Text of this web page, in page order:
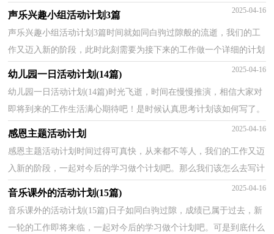
作做一个详细的计划了。相信大家又在为写计划犯愁了吧？...
声乐兴趣小组活动计划3篇 2025-04-16
声乐兴趣小组活动计划3篇时间就如同白驹过隙般的流逝，我们的工
作又迈入新的阶段，此时此刻需要为接下来的工作做一个详细的计划
了。好的计划都具备一些什么特点呢？下面是小编收...
幼儿园一日活动计划(14篇) 2025-04-16
幼儿园一日活动计划(14篇)时光飞逝，时间在慢慢推演，相信大家对
即将到来的工作生活满心期待吧！是时候认真思考计划该如何写了。
那么你真正懂得怎么写好计划吗？下面是小编整理的幼...
感恩主题活动计划 2025-04-16
感恩主题活动计划时间过得可真快，从来都不等人，我们的工作又迈
入新的阶段，一起对今后的学习做个计划吧。那么我们该怎么去写计
划呢？以下是小编帮大家整理的感恩主题活动计划，欢迎...
音乐课外的活动计划(15篇) 2025-04-16
音乐课外的活动计划(15篇)日子如同白驹过隙，成绩已属于过去，新
一轮的工作即将来临，一起对今后的学习做个计划吧。可是到底什么